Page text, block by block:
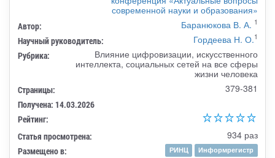
современной науки и образования»
Автор: Баранюкова В. А. 1
Научный руководитель: Гордеева Н. О.1
Рубрика:
Влияние цифровизации, искусственного
интеллекта, социальных сетей на все сферы
жизни человека
Страницы: 379-381
Получена: 14.03.2026
Рейтинг:
Статья просмотрена:
934 раз
Размещено в: РИНЦ
Информрегистр